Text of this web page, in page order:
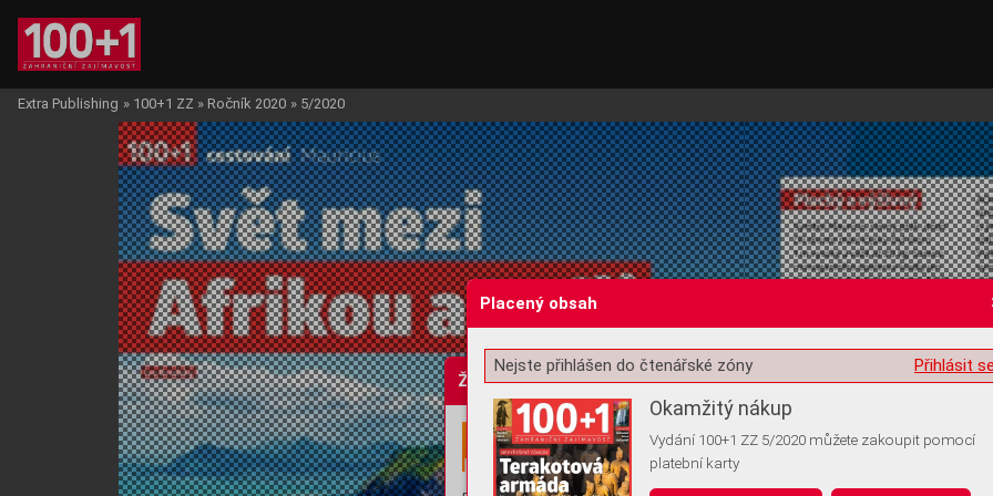
Žádost o souhlas s ukládáním volitelných informací
Extra Publishing » 100+1 ZZ » Ročník 2020 » 5/2020
Placený obsah
Přihlásit
Nejste přihlášen do čtenářské zóny
Okamžitý nákup
Vydání 100+1 ZZ 5/2020 můžete zakoupit pomocí
platební karty